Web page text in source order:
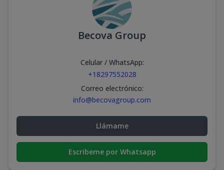
Becova Group
Celular / WhatsApp:
+18297552028
Correo electrónico:
info@becovagroup.com
Llámame
Escribeme por Whatsapp